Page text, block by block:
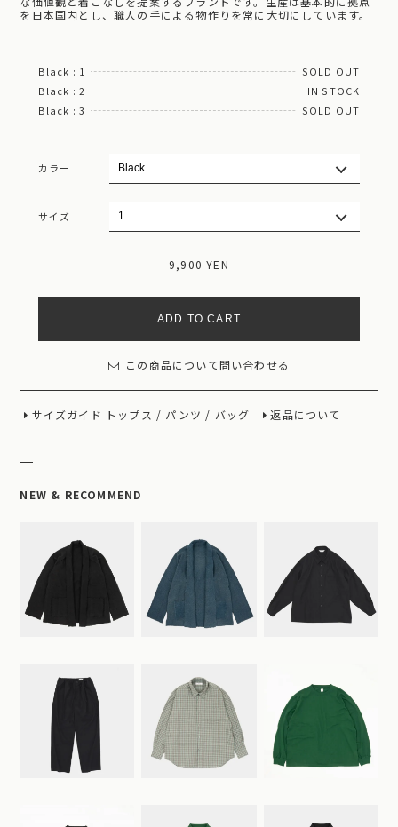
を日本国内とし、職人の手による物作りを常に大切にしています。
Black : 1
SOLD OUT
Black : 2
IN STOCK
Black : 3
SOLD OUT
カラー
サイズ
9,900 YEN
ADD TO CART
この商品について問い合わせる
サイズガイド トップス / パンツ / バッグ 返品について
NEW & RECOMMEND